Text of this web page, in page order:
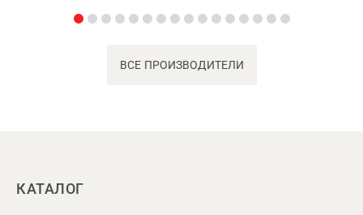
ВСЕ ПРОИЗВОДИТЕЛИ
КАТАЛОГ